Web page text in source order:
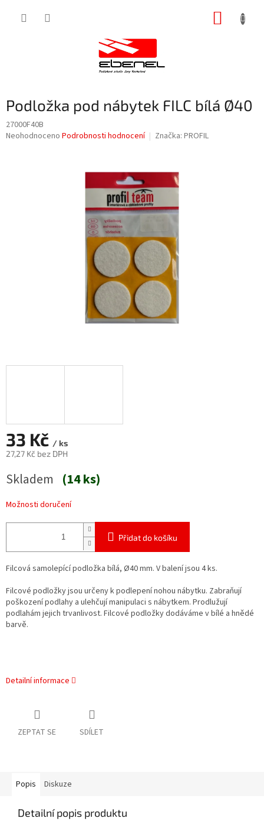
Podložka pod nábytek FILC bílá Ø40
27000F40B
Průměrné
Neohodnoceno Podrobnosti hodnocení Značka: PROFIL
33 Kč / ks
27,27 Kč bez DPH
cena:
Skladem (14 ks)
Možnosti doručení
Přidat do košíku
Filcová samolepící podložka bílá, Ø40 mm. V balení jsou 4 ks.
Filcové podložky jsou určeny k podlepení nohou nábytku. Zabraňují
poškození podlahy a ulehčují manipulaci s nábytkem. Prodlužují
podlahám jejich trvanlivost. Filcové podložky dodáváme v bílé a hnědé
barvě.
Detailní informace
ZEPTAT SE SDÍLET
Popis Diskuze
Detailní popis produktu